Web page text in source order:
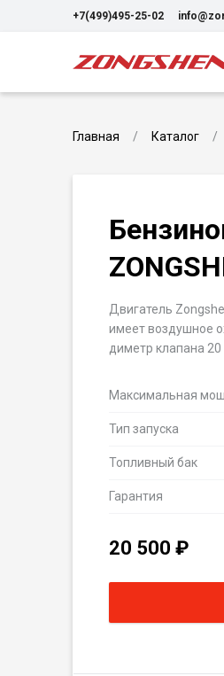
+7(499)495-25-02
Главная Каталог
Двигатель
имеет воздушное
диметр клапана 20
Максимальная
Тип запуска
Топливный бак
Гарантия
20 500 ₽